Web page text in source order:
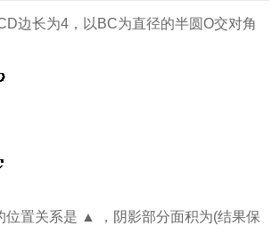
边长为4，以BC为直径的半圆O交对角
位置关系是 ▲ ，阴影部分面积为(结果保